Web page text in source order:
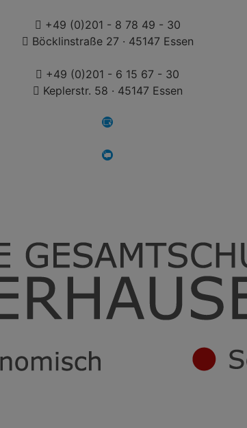
+49 (0)201 - 8 78 49 - 30
Böcklinstraße 27 · 45147 Essen
+49 (0)201 - 6 15 67 - 30
Keplerstr. 58 · 45147 Essen